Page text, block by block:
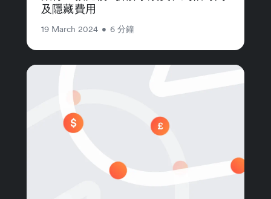
及隱藏費用
19 March 2024 • 6 分鐘